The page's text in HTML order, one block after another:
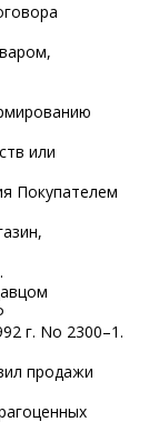
или
Покупателем
г. No 2300–1.
продажи